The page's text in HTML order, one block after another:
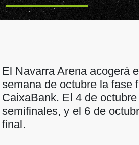
El Navarra Arena acogerá
semana de octubre la fase
CaixaBank. El 4 de
semifinales, y el 6 de
final.